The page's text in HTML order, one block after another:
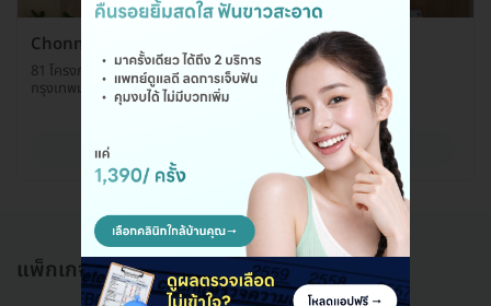
Chonnee Dental Clinic (ชนนีคลินิกทันตกรรม)
81 โครงการเวโร เอ12-เอ13 ถ. บรมราชชนนี แขวงฉิมพลี เขตตลิ่งชัน
กรุงเทพมหานคร 10170
แพ็กเกจอื่นใน ขูดหินปูน (Scaling)